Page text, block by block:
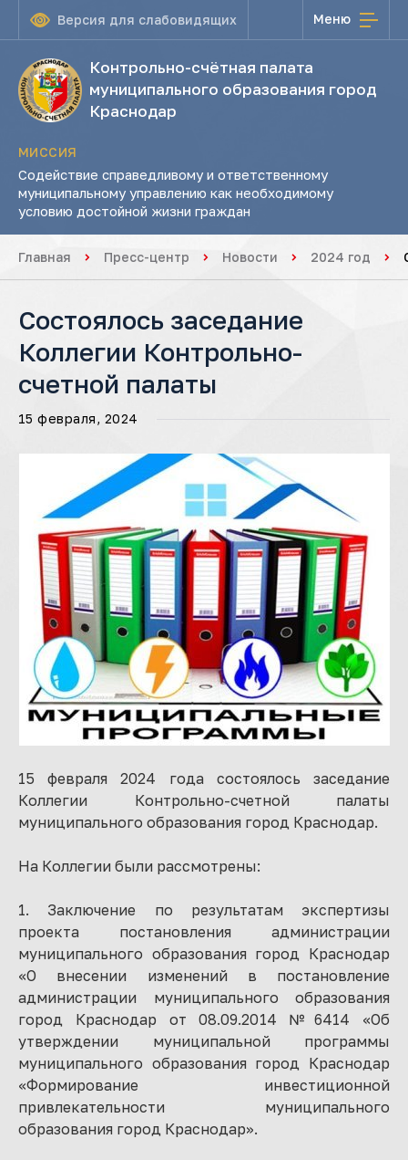
Версия для слабовидящих Меню
Контрольно-счётная палата
муниципального образования город
Краснодар
МИССИЯ
Содействие справедливому и ответственному
муниципальному управлению как необходимому
условию достойной жизни граждан
Главная Пресс-центр Новости 2024 год
Состоялось заседание
Коллегии Контрольно-
счетной палаты
15 февраля, 2024
15 февраля 2024 года состоялось заседание
Коллегии Контрольно-счетной палаты
муниципального образования город Краснодар.
На Коллегии были рассмотрены:
1. Заключение по результатам экспертизы
проекта постановления администрации
муниципального образования город Краснодар
«О внесении изменений в постановление
администрации муниципального образования
город Краснодар от 08.09.2014 №6414 «Об
утверждении муниципальной программы
муниципального образования город Краснодар
«Формирование инвестиционной
привлекательности муниципального
образования город Краснодар».